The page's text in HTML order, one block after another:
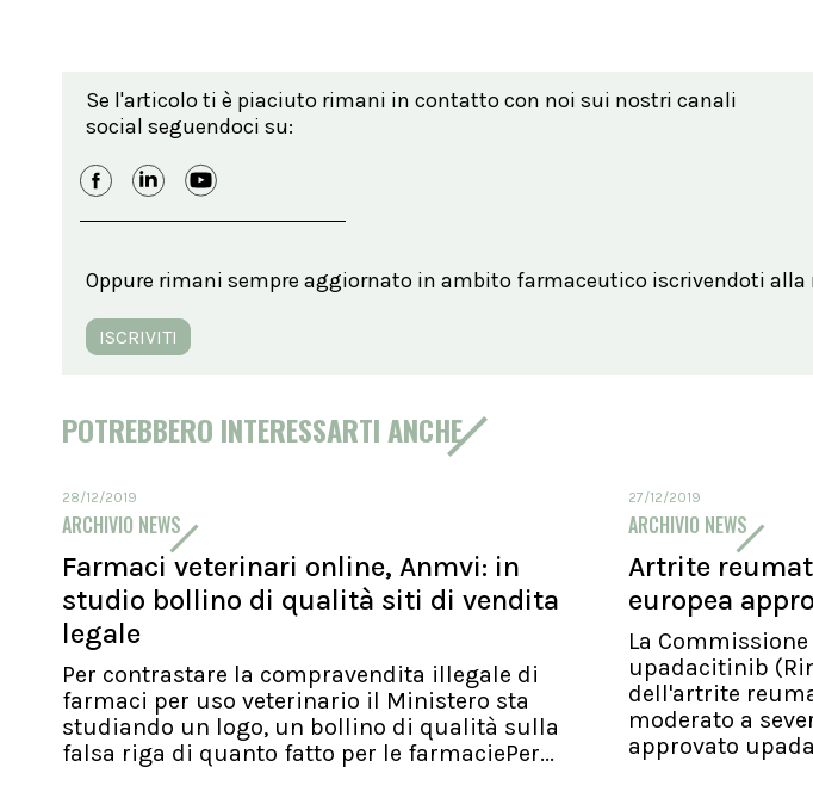
Se l'articolo ti è piaciuto rimani in contatto con noi sui nostri canali
social seguendoci su:
Oppure rimani sempre aggiornato in ambito farmaceutico iscrivendoti alla
ISCRIVITI
POTREBBERO INTERESSARTI ANCHE
28/12/2019
ARCHIVIO NEWS
Farmaci veterinari online, Anmvi: in
studio bollino di qualità siti di vendita
legale
Per contrastare la compravendita illegale di
farmaci per uso veterinario il Ministero sta
studiando un logo, un bollino di qualità sulla
falsa riga di quanto fatto per le farmaciePer...
27/12/2019
ARCHIVIO NEWS
Artrite
europea
La
upadacitinib
dell'artrite
moderato a
approvato